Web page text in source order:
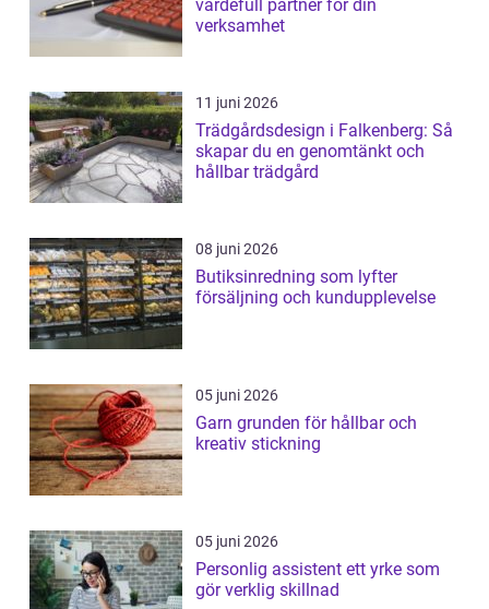
värdefull partner för din
verksamhet
11 juni 2026
Trädgårdsdesign i Falkenberg: Så
skapar du en genomtänkt och
hållbar trädgård
08 juni 2026
Butiksinredning som lyfter
försäljning och kundupplevelse
05 juni 2026
Garn grunden för hållbar och
kreativ stickning
05 juni 2026
Personlig assistent ett yrke som
gör verklig skillnad